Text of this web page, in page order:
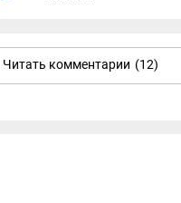
Читать комментарии (12)